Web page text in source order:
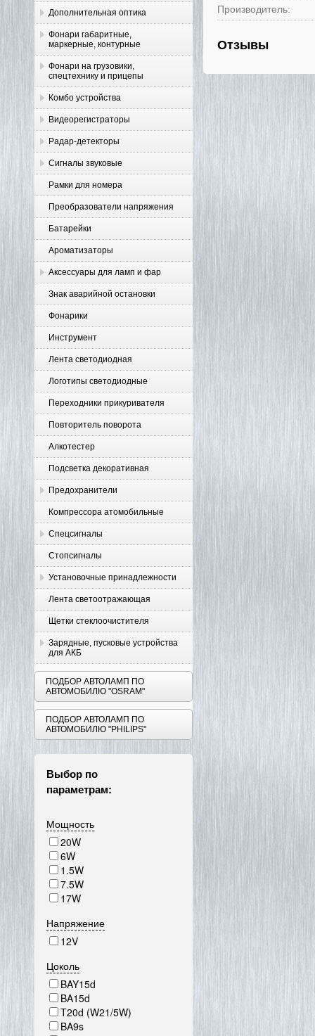
Дополнительная оптика
Фонари габаритные,
маркерные, контурные
Фонари на грузовики,
спецтехнику и прицепы
Комбо устройства
Видеорегистраторы
Радар-детекторы
Сигналы звуковые
Рамки для номера
Преобразователи напряжения
Батарейки
Ароматизаторы
Аксессуары для ламп и фар
Знак аварийной остановки
Фонарики
Инструмент
Лента светодиодная
Логотипы светодиодные
Переходники прикуривателя
Повторитель поворота
Алкотестер
Подсветка декоративная
Предохранители
Компрессора атомобильные
Спецсигналы
Стопсигналы
Установочные принадлежности
Лента светоотражающая
Щетки стеклоочистителя
Зарядные, пусковые устройства
для АКБ
ПОДБОР АВТОЛАМП ПО
АВТОМОБИЛЮ "OSRAM"
ПОДБОР АВТОЛАМП ПО
АВТОМОБИЛЮ "PHILIPS"
Выбор по
параметрам:
Мощность
20W
6W
1.5W
7.5W
17W
Напряжение
12V
Цоколь
BAY15d
BA15d
T20d (W21/5W)
BA9s
Производитель:
Отзывы